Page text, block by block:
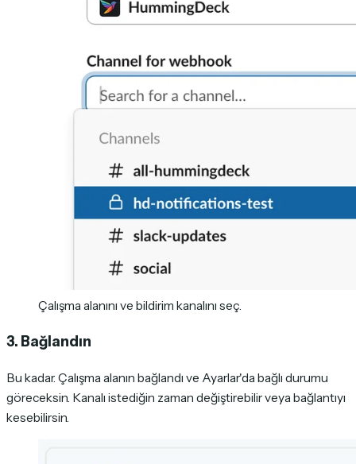
Çalışma alanını ve bildirim kanalını seç.
3. Bağlandın
Bu kadar. Çalışma alanın bağlandı ve Ayarlar'da bağlı durumu
göreceksin. Kanalı istediğin zaman değiştirebilir veya bağlantıyı
kesebilirsin.